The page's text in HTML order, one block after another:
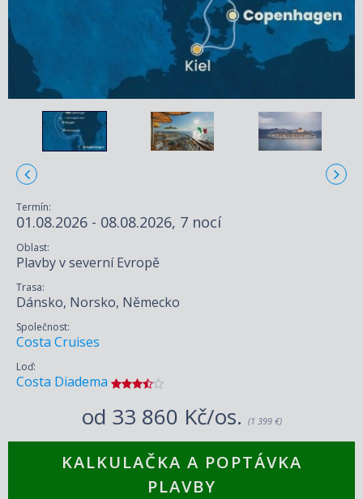
Termín:
01.08.2026 - 08.08.2026, 7 nocí
Oblast:
Plavby v severní Evropě
Trasa:
Dánsko, Norsko, Německo
Společnost:
Costa Cruises
Loď:
Costa Diadema
od 33 860 Kč/os. (1 399 €)
KALKULAČKA A POPTÁVKA
PLAVBY